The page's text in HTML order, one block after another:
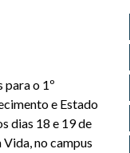
para o 1º
e Estado
dias 18 e 19 de
no campus